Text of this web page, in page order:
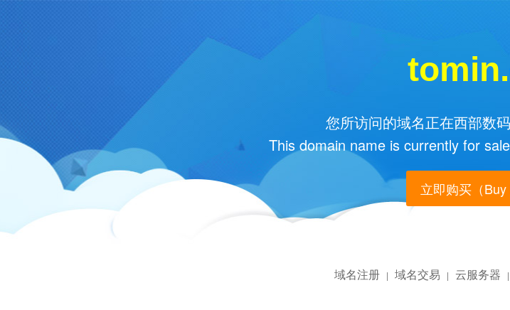
您所访问的域名正在西部数
This domain name is currently for
立即购买（Buy
域名注册 | 域名交易 | 云服务器 |